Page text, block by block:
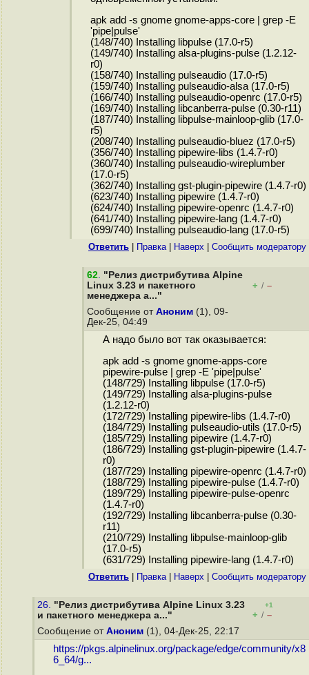
apk add -s gnome gnome-apps-core | grep -E
'pipe|pulse'
(148/740) Installing libpulse (17.0-r5)
(149/740) Installing alsa-plugins-pulse (1.2.12-
r0)
(158/740) Installing pulseaudio (17.0-r5)
(159/740) Installing pulseaudio-alsa (17.0-r5)
(166/740) Installing pulseaudio-openrc (17.0-r5)
(169/740) Installing libcanberra-pulse (0.30-r11)
(187/740) Installing libpulse-mainloop-glib (17.0-
r5)
(208/740) Installing pulseaudio-bluez (17.0-r5)
(356/740) Installing pipewire-libs (1.4.7-r0)
(360/740) Installing pulseaudio-wireplumber
(17.0-r5)
(362/740) Installing gst-plugin-pipewire (1.4.7-r0)
(623/740) Installing pipewire (1.4.7-r0)
(624/740) Installing pipewire-openrc (1.4.7-r0)
(641/740) Installing pipewire-lang (1.4.7-r0)
(699/740) Installing pulseaudio-lang (17.0-r5)
Ответить Правка| Наверх Cообщить модератору
62. "Релиз дистрибутива Alpine
Linux 3.23 и пакетного
менеджера a..."
+ / –
Сообщение от Аноним (1), 09-
Дек-25, 04:49
А надо было вот так оказывается:
apk add -s gnome gnome-apps-core
pipewire-pulse | grep -E 'pipe|pulse'
(148/729) Installing libpulse (17.0-r5)
(149/729) Installing alsa-plugins-pulse
(1.2.12-r0)
(172/729) Installing pipewire-libs (1.4.7-r0)
(184/729) Installing pulseaudio-utils (17.0-r5)
(185/729) Installing pipewire (1.4.7-r0)
(186/729) Installing gst-plugin-pipewire (1.4.7-
r0)
(187/729) Installing pipewire-openrc (1.4.7-r0)
(188/729) Installing pipewire-pulse (1.4.7-r0)
(189/729) Installing pipewire-pulse-openrc
(1.4.7-r0)
(192/729) Installing libcanberra-pulse (0.30-
r11)
(210/729) Installing libpulse-mainloop-glib
(17.0-r5)
(631/729) Installing pipewire-lang (1.4.7-r0)
Ответить Правка| Наверх Cообщить модератору
26. "Релиз дистрибутива Alpine Linux 3.23
и пакетного менеджера a..."
+1
+ / –
Сообщение от Аноним (1), 04-Дек-25, 22:17
https://pkgs.alpinelinux.org/package/edge/community/x8
6_64/g...